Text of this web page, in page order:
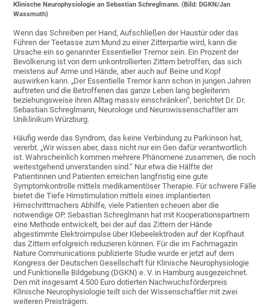
Klinische Neurophysiologie an Sebastian Schreglmann. (Bild: DGKN/Jan
Wassmuth)
Wenn das Schreiben per Hand, Aufschließen der Haustür oder das
Führen der Teetasse zum Mund zu einer Zitterpartie wird, kann die
Ursache ein so genannter Essentieller Tremor sein. Ein Prozent der
Bevölkerung ist von dem unkontrollierten Zittern betroffen, das sich
meistens auf Arme und Hände, aber auch auf Beine und Kopf
auswirken kann. „Der Essentielle Tremor kann schon in jungen Jahren
auftreten und die Betroffenen das ganze Leben lang begleitenm
beziehungsweise ihren Alltag massiv einschränken“, berichtet Dr. Dr.
Sebastian Schreglmann, Neurologe und Neurowissenschaftler am
Uniklinikum Würzburg.
Häufig werde das Syndrom, das keine Verbindung zu Parkinson hat,
vererbt. „Wir wissen aber, dass nicht nur ein Gen dafür verantwortlich
ist. Wahrscheinlich kommen mehrere Phänomene zusammen, die noch
weitestgehend unverstanden sind.“ Nur etwa die Hälfte der
Patientinnen und Patienten erreichen langfristig eine gute
Symptomkontrolle mittels medikamentöser Therapie. Für schwere Fälle
bietet die Tiefe Hirnstimulation mittels eines implantierten
Hirnschrittmachers Abhilfe, viele Patienten scheuen aber die
notwendige OP. Sebastian Schreglmann hat mit Kooperationspartnern
eine Methode entwickelt, bei der auf das Zittern der Hände
abgestimmte Elektroimpulse über Klebeelektroden auf der Kopfhaut
das Zittern erfolgreich reduzieren können. Für die im Fachmagazin
Nature Communications publizierte Studie wurde er jetzt auf dem
Kongress der Deutschen Gesellschaft für Klinische Neurophysiologie
und Funktionelle Bildgebung (DGKN) e. V. in Hamburg ausgezeichnet.
Den mit insgesamt 4.500 Euro dotierten Nachwuchsförderpreis
Klinische Neurophysiologie teilt sich der Wissenschaftler mit zwei
weiteren Preisträgern.